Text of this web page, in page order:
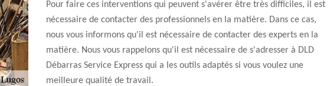
Pour faire ces interventions qui peuvent s'avérer être très difficiles, il est
nécessaire de contacter des professionnels en la matière. Dans ce cas,
nous vous informons qu'il est nécessaire de contacter des experts en la
matière. Nous vous rappelons qu'il est nécessaire de s'adresser à DLD
Débarras Service Express qui a les outils adaptés si vous voulez une
meilleure qualité de travail.